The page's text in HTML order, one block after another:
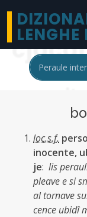
LENGHE
loc.s.f.
inocente,
je: lis
pleave e si
al tornave
cence ubidî